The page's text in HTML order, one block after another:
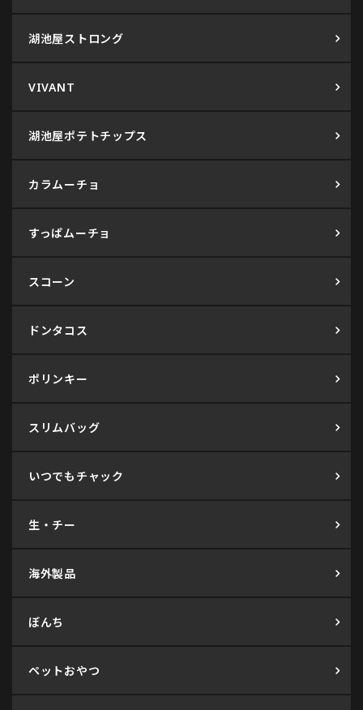
湖池屋ストロング
VIVANT
湖池屋ポテトチップス
カラムーチョ
すっぱムーチョ
スコーン
ドンタコス
ポリンキー
スリムバッグ
いつでもチャック
生・チー
海外製品
ぼんち
ペットおやつ